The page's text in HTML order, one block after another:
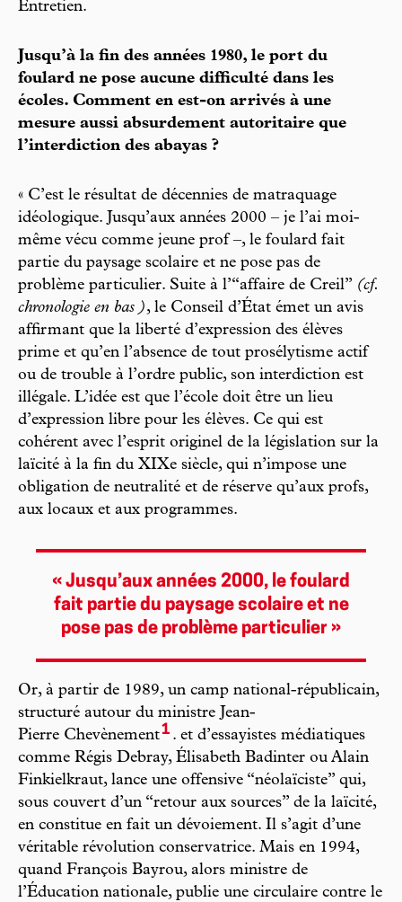
Entretien.
Jusqu’à la fin des années 1980, le port du
foulard ne pose aucune difficulté dans les
écoles. Comment en est-on arrivés à une
mesure aussi absurdement autoritaire que
l’interdiction des abayas ?
« C’est le résultat de décennies de matraquage
idéologique. Jusqu’aux années 2000 – je l’ai moi-
même vécu comme jeune prof –, le foulard fait
partie du paysage scolaire et ne pose pas de
problème particulier. Suite à l’“affaire de Creil” (cf.
chronologie en bas ), le Conseil d’État émet un avis
affirmant que la liberté d’expression des élèves
prime et qu’en l’absence de tout prosélytisme actif
ou de trouble à l’ordre public, son interdiction est
illégale. L’idée est que l’école doit être un lieu
d’expression libre pour les élèves. Ce qui est
cohérent avec l’esprit originel de la législation sur la
laïcité à la fin du XIXe siècle, qui n’impose une
obligation de neutralité et de réserve qu’aux profs,
aux locaux et aux programmes.
« Jusqu’aux années 2000, le foulard
fait partie du paysage scolaire et ne
pose pas de problème particulier »
Or, à partir de 1989, un camp national-républicain,
structuré autour du ministre Jean-
Pierre Chevènement1 . et d’essayistes médiatiques
comme Régis Debray, Élisabeth Badinter ou Alain
Finkielkraut, lance une offensive “néolaïciste” qui,
sous couvert d’un “retour aux sources” de la laïcité,
en constitue en fait un dévoiement. Il s’agit d’une
véritable révolution conservatrice. Mais en 1994,
quand François Bayrou, alors ministre de
l’Éducation nationale, publie une circulaire contre le